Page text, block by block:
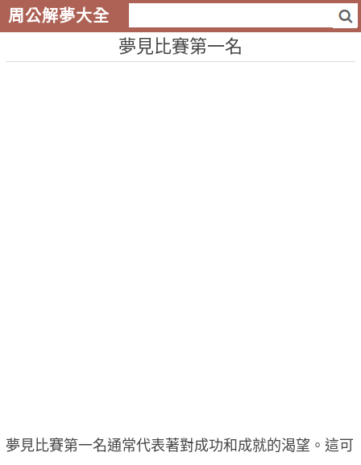
周公解夢大全
夢見比賽第一名
夢見比賽第一名通常代表著對成功和成就的渴望。這可